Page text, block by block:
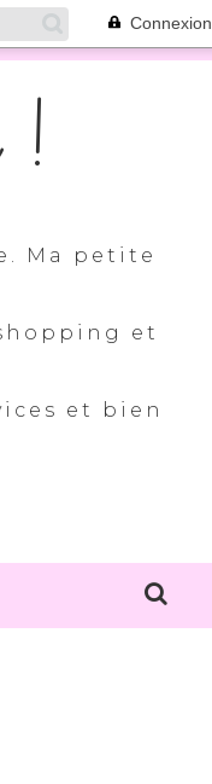
Connexion
!
Ma petite
et
et bien